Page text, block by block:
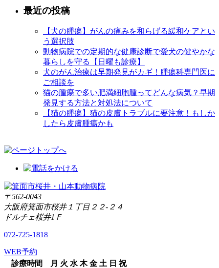
最近の投稿
【犬の腫瘍】がんの痛みを和らげる緩和ケアとい
う選択肢
動物病院での定期的な健康診断で愛犬の健やかな
暮らしを守る【日曜も診療】
犬のがん治療は早期発見がカギ！腫瘍科専門医に
ご相談を
猫の腫瘍で多い肥満細胞腫ってどんな病気？早期
発見する方法と対処法について
【猫の腫瘍】猫の皮膚トラブルに要注意！もしか
したら皮膚腫瘍かも
〒562-0043
大阪府箕面市桜井１丁目２２-２４
ドルチェ桜井1Ｆ
072-725-1818
WEB予約
診療時間
月 火 水 木 金 土 日 祝